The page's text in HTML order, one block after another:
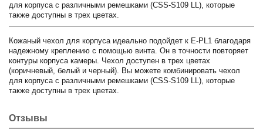
для корпуса с различными ремешками (CSS-S109 LL), которые
также доступны в трех цветах.
Кожаный чехол для корпуса идеально подойдет к E-PL1 благодаря
надежному креплению с помощью винта. Он в точности повторяет
контуры корпуса камеры. Чехол доступен в трех цветах
(коричневый, белый и черный). Вы можете комбинировать чехол
для корпуса с различными ремешками (CSS-S109 LL), которые
также доступны в трех цветах.
Отзывы